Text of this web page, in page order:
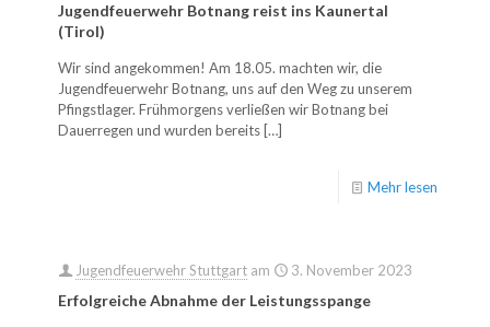
Jugendfeuerwehr Botnang reist ins Kaunertal
(Tirol)
Wir sind angekommen! Am 18.05. machten wir, die
Jugendfeuerwehr Botnang, uns auf den Weg zu unserem
Pfingstlager. Frühmorgens verließen wir Botnang bei
Dauerregen und wurden bereits […]
Mehr lesen
Jugendfeuerwehr Stuttgart am 3. November 2023
Erfolgreiche Abnahme der Leistungsspange